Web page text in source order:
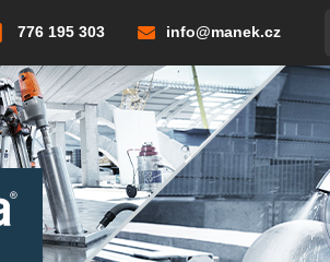
776 195 303 info@manek.cz